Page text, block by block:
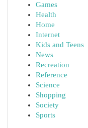
Games
Health
Home
Internet
Kids and Teens
News
Recreation
Reference
Science
Shopping
Society
Sports